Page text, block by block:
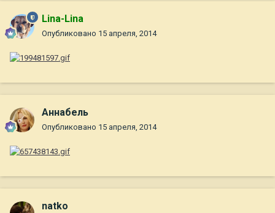
Lina-Lina
Опубликовано 15 апреля, 2014
Aннaбель
Опубликовано 15 апреля, 2014
natko